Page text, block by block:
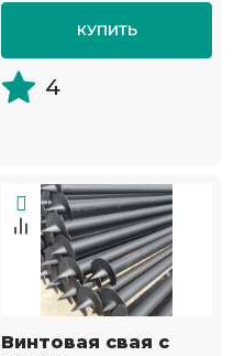
КУПИТЬ
4
Винтовая свая с